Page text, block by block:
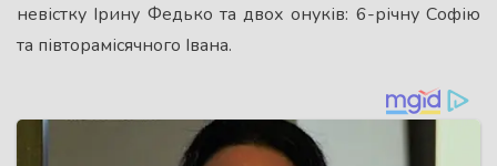
невістку Ірину Федько та двох онуків: 6-річну Софію
та півторамісячного Івана.